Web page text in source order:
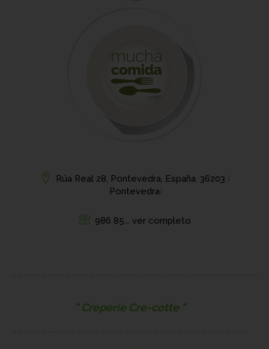
Rúa Real 28, Pontevedra, España, 36203 (
Pontevedra)
986 85... ver completo
Creperie Cre-cotte